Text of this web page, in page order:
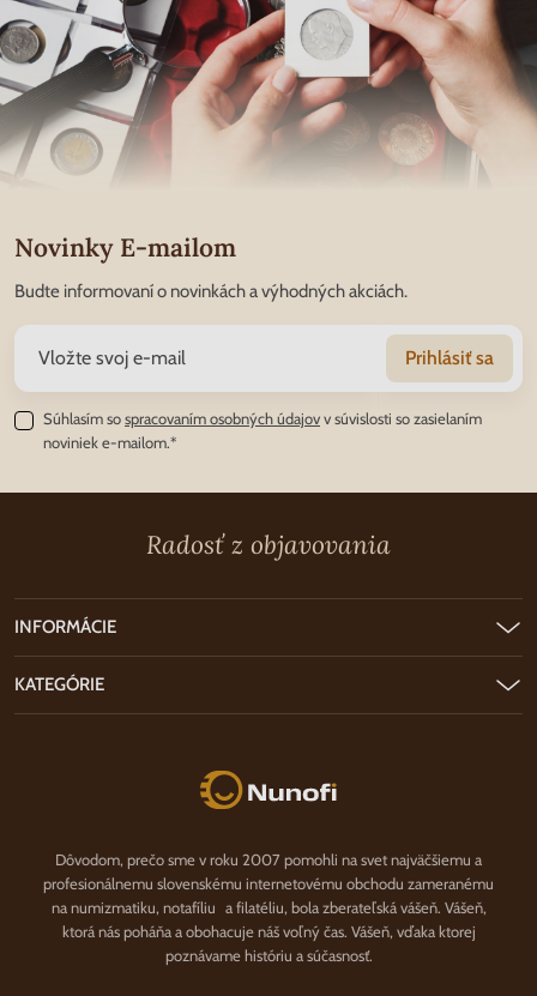
Novinky E-mailom
Budte informovaní o novinkách a výhodných akciách.
Prihlásiť sa
Súhlasím sospracovaním osobných údajovv súvislosti so zasielaním
noviniek e-mailom.*
Radosť z objavovania
Nunofi.sk
Dôvodom, prečo sme v roku 2007 pomohli na svet najväčšiemu a
profesionálnemu slovenskému internetovému obchodu zameranému
na numizmatiku, notafíliu a filatéliu, bola zberateľská vášeň. Vášeň,
ktorá nás poháňa a obohacuje náš voľný čas. Vášeň, vďaka ktorej
poznávame históriu a súčasnosť.
INFORMÁCIE
KATEGÓRIE